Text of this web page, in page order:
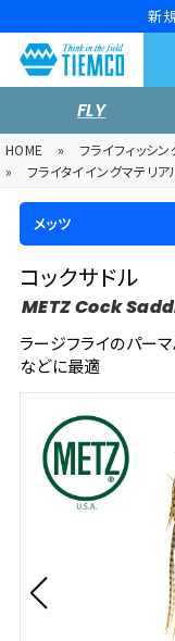
新
FLY
HOME » フライフィッシン
»
フライタイイングマテリア
メッツ
コックサドル
METZ Cock
ラージフライのパー
などに最適